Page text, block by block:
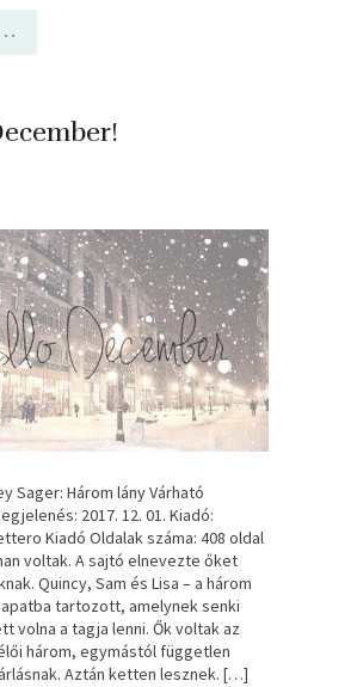
Sager: Három lány Várható
2017. 12. 01. Kiadó:
Kiadó Oldalak száma: 408 oldal
voltak. A sajtó elnevezte őket
Quincy, Sam és Lisa – a három
tartozott, amelynek senki
volna a tagja lenni. Ők voltak az
három, egymástól független
Aztán ketten lesznek. […]